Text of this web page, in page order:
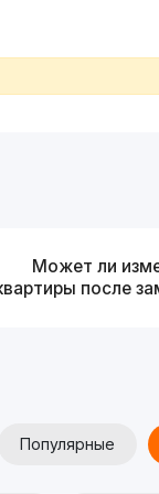
Может ли
после
Популярные